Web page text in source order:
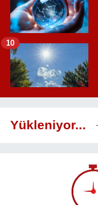
10
Yükleniyor...